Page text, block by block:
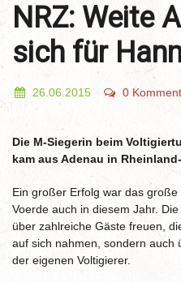
NRZ: Weite
sich für
26.06.2015 0
Die M-Siegerin beim
kam aus Adenau in
Ein großer Erfolg war das
Voerde auch in diesem Jahr.
über zahlreiche Gäste freuen,
auf sich nahmen, sondern auch
der eigenen Voltigierer.